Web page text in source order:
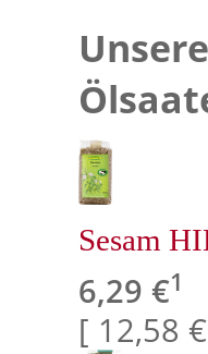
Sesam
6,29 €1
[ 12,58